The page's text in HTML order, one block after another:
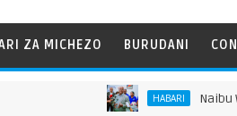
ZA MICHEZO BURUDANI
HABARI Naibu Waziri